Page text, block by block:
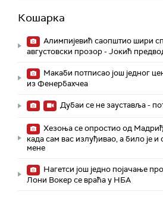
Кошарка
Алимпијевић саопштио шири
августовски прозор - Јокић
Макаби потписао још једног
из Фенербахчеа
Дубаи се не зауставља -
Хезоња се опростио од
када сам вас излуђивао, а било је и
мене
Нагетси још једно појачање
Лони Вокер се враћа у НБА